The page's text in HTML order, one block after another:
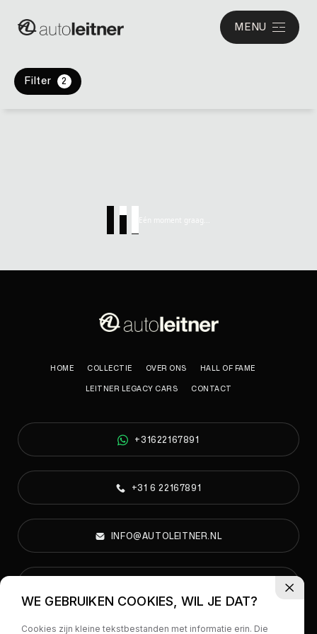
MENU
Filter 2
Eén moment graag...
HOME COLLECTIE OVER ONS HALL OF FAME
LEITNER LEGACY CARS CONTACT
+31622167891
+31 6 22167891
INFO@AUTOLEITNER.NL
WE GEBRUIKEN COOKIES, WIL JE DAT?
Cookies zijn kleine tekstbestanden met informatie erin. Die